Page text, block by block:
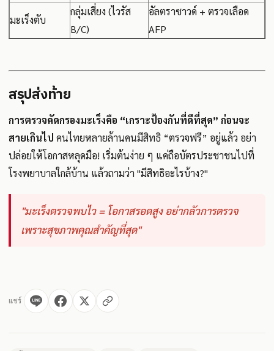
มะเร็งตับ
กลุ่มเสี่ยง (ไวรัส
B/C)
อัลตราซาวด์ + ตรวจเลือด
AFP
สรุปส่งท้าย
การตรวจคัดกรองมะเร็งคือ “เกราะป้องกันที่ดีที่สุด” ก่อนจะ
สายเกินไป คนไทยหลายล้านคนมีสิทธิ “ตรวจฟรี” อยู่แล้ว อย่า
ปล่อยให้โอกาสหลุดมือ! เริ่มต้นง่าย ๆ แค่ถือบัตรประชาชนไปที่
โรงพยาบาลใกล้บ้าน แล้วถามว่า "มีสิทธิอะไรบ้าง?"
"มะเร็งตรวจพบไว = โอกาสรอดสูง อย่ากลัวการตรวจ
เพราะสุขภาพคุณสำคัญที่สุด"
แชร์